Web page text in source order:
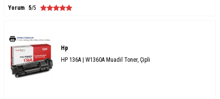
Yorum 5/5
Hp
HP 136A | W1360A Muadil Toner, Çipli